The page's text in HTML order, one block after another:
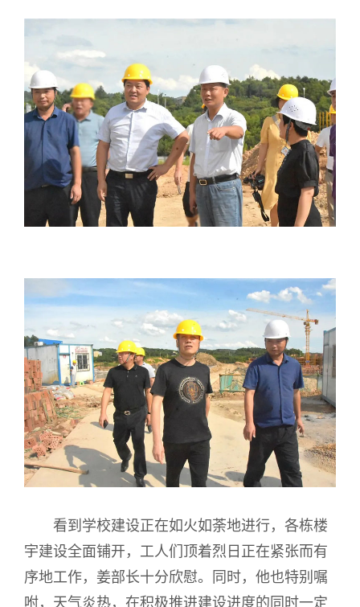
看到学校建设正在如火如荼地进行，各栋楼
宇建设全面铺开，工人们顶着烈日正在紧张而有
序地工作，姜部长十分欣慰。同时，他也特别嘱
咐，天气炎热，在积极推进建设进度的同时一定